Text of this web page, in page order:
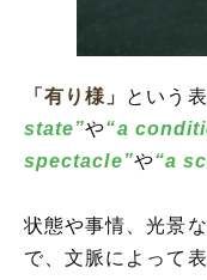
「有り様」 という
state”や“a
spectacle”や“a
状態や事情、光景
で、文脈によって